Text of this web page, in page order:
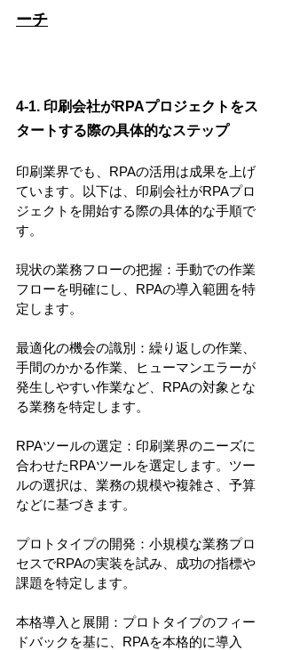
ーチ
4-1. 印刷会社がRPAプロジェクトをス
タートする際の具体的なステップ
印刷業界でも、RPAの活用は成果を上げ
ています。以下は、印刷会社がRPAプロ
ジェクトを開始する際の具体的な手順で
す。
現状の業務フローの把握：手動での作業
フローを明確にし、RPAの導入範囲を特
定します。
最適化の機会の識別：繰り返しの作業、
手間のかかる作業、ヒューマンエラーが
発生しやすい作業など、RPAの対象とな
る業務を特定します。
RPAツールの選定：印刷業界のニーズに
合わせたRPAツールを選定します。ツー
ルの選択は、業務の規模や複雑さ、予算
などに基づきます。
プロトタイプの開発：小規模な業務プロ
セスでRPAの実装を試み、成功の指標や
課題を特定します。
本格導入と展開：プロトタイプのフィー
ドバックを基に、RPAを本格的に導入